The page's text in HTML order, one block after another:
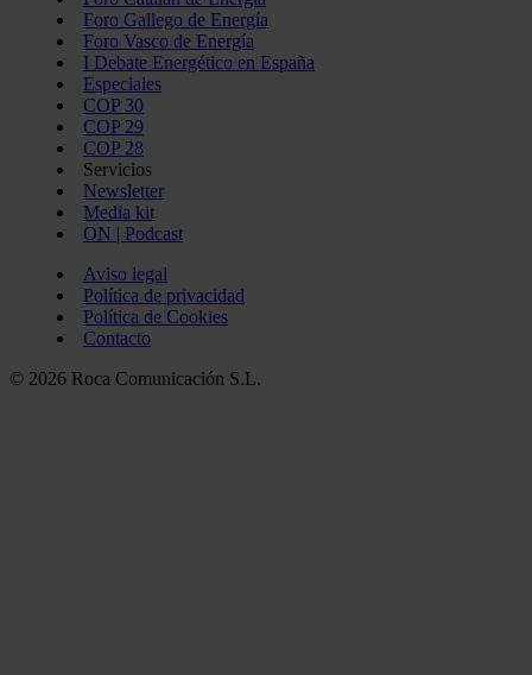
Foro Gallego de Energía
Foro Vasco de Energía
I Debate Energético en España
Especiales
COP 30
COP 29
COP 28
Servicios
Newsletter
Media kit
ON | Podcast
Aviso legal
Política de privacidad
Política de Cookies
Contacto
© 2026 Roca Comunicación S.L.